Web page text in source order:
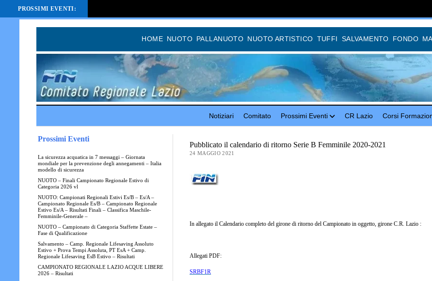
HOME NUOTO PALLANUOTO NUOTO ARTISTICO TUFFI SALVAMENTO FONDO
Notiziari Comitato Prossimi Eventi CR Lazio Corsi
Prossimi Eventi
La sicurezza acquatica in 7 messaggi – Giornata
mondiale per la prevenzione degli annegamenti – Italia
modello di sicurezza
NUOTO – Finali Campionato Regionale Estivo di
Categoria 2026 vl
NUOTO: Campionati Regionali Estivi Es/B – Es/A –
Campionato Regionale Es/B – Campionato Regionale
Estivo Es/A – Risultati Finali – Classifica Maschile-
Femminile-Generale –
NUOTO – Campionato di Categoria Staffette Estate –
Fase di Qualificazione
Salvamento – Camp. Regionale Lifesaving Assoluto
Estivo + Prova Tempi Assoluta, PT EsA + Camp.
Regionale Lifesaving EsB Estivo – Risultati
CAMPIONATO REGIONALE LAZIO ACQUE LIBERE
2026 – Risultati
Pubblicato il calendario di ritorno Serie B Femminile 2020-2021
24 MAGGIO 2021
In allegato il Calendario completo del girone di ritorno del Campionato in oggetto, girone C.R. Lazio :
Allegati PDF:
SRBF1R
PROSSIMI EVENTI: